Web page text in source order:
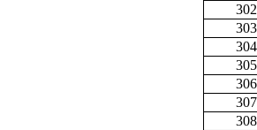
302
303
304
305
306
307
308